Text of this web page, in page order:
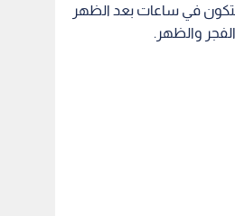
في ساعات بعد الظهر
والظهر.